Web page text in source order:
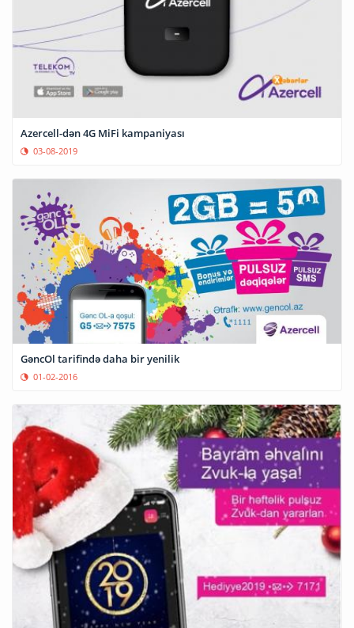
Azercell-dən 4G MiFi kampaniyası
03-08-2019
GəncOl tarifində daha bir yenilik
01-02-2016